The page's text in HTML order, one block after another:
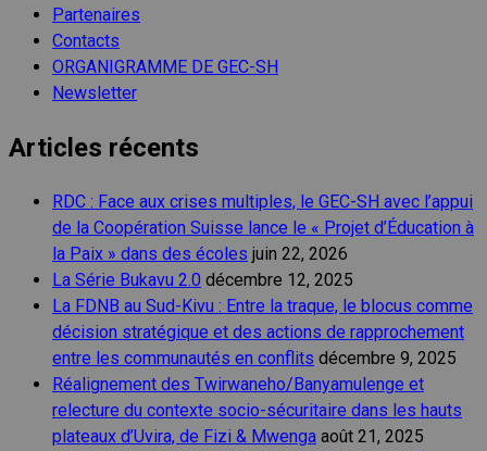
Partenaires
Contacts
ORGANIGRAMME DE GEC-SH
Newsletter
Articles récents
RDC : Face aux crises multiples, le GEC-SH avec l’appui
de la Coopération Suisse lance le « Projet d’Éducation à
la Paix » dans des écoles juin 22, 2026
La Série Bukavu 2.0 décembre 12, 2025
La FDNB au Sud-Kivu : Entre la traque, le blocus comme
décision stratégique et des actions de rapprochement
entre les communautés en conflits décembre 9, 2025
Réalignement des Twirwaneho/Banyamulenge et
relecture du contexte socio-sécuritaire dans les hauts
plateaux d’Uvira, de Fizi & Mwenga août 21, 2025